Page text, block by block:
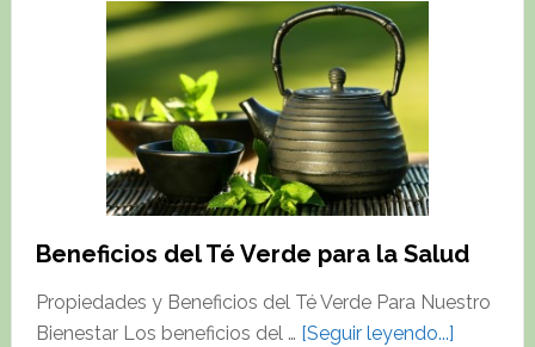
Beneficios del Té Verde para la Salud
Propiedades y Beneficios del Té Verde Para Nuestro
Bienestar Los beneficios del … [Seguir leyendo...]about